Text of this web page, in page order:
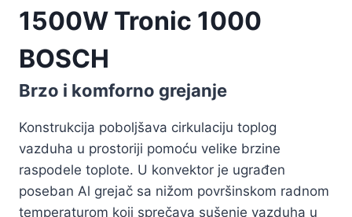
1500W Tronic 1000
BOSCH
Brzo i komforno grejanje
Konstrukcija poboljšava cirkulaciju toplog
vazduha u prostoriji pomoću velike brzine
raspodele toplote. U konvektor je ugrađen
poseban Al grejač sa nižom površinskom radnom
temperaturom koji sprečava sušenje vazduha u